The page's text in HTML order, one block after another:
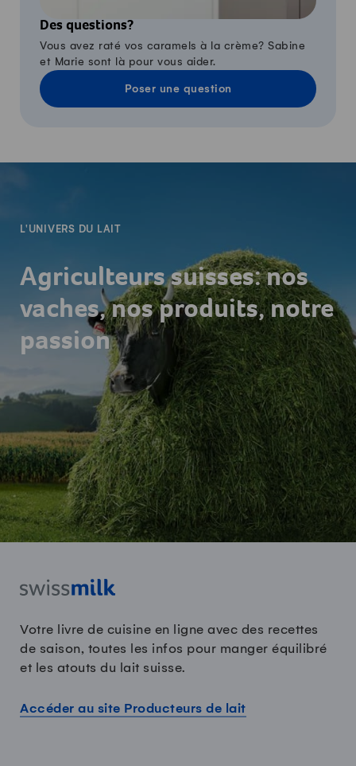
Des questions?
Vous avez raté vos caramels à la crème? Sabine
et Marie sont là pour vous aider.
Poser une question
L'UNIVERS DU LAIT
Agriculteurs suisses: nos
vaches, nos produits, notre
passion
Votre livre de cuisine en ligne avec des recettes
de saison, toutes les infos pour manger équilibré
et les atouts du lait suisse.
Accéder au site Producteurs de lait